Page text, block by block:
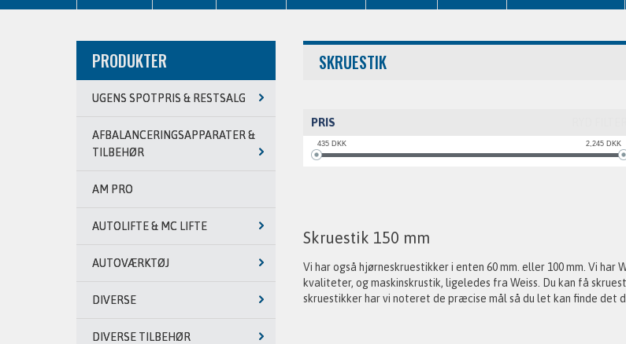
PRODUKTER
UGENS SPOTPRIS & RESTSALG
AFBALANCERINGSAPPARATER &
TILBEHØR
AM PRO
AUTOLIFTE & MC LIFTE
AUTOVÆRKTØJ
DIVERSE
DIVERSE TILBEHØR
SKRUESTIK
PRIS
435DKK 2,245DKK
Skruestik 150 mm
Vi har også hjørneskruestikker i enten 60 mm. eller 100 mm. Vi
kvaliteter, og maskinskrustik, ligeledes fra Weiss. Du kan få
skruestikker har vi noteret de præcise mål så du let kan finde det